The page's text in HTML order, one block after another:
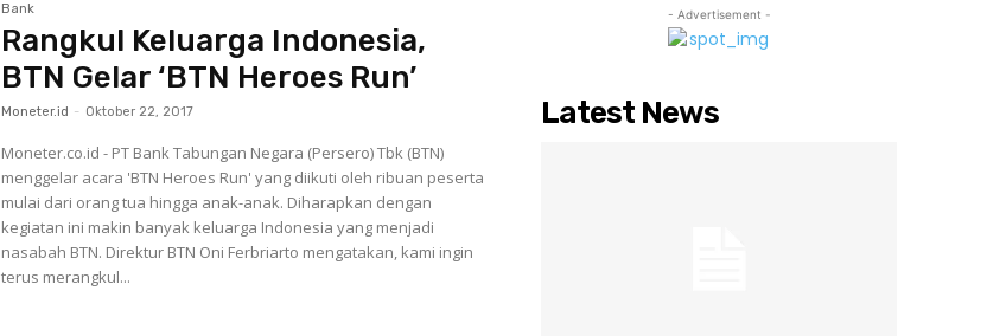
Bank
Rangkul Keluarga Indonesia,
BTN Gelar ‘BTN Heroes Run’
Moneter.id - Oktober 22, 2017
Moneter.co.id - PT Bank Tabungan Negara (Persero) Tbk (BTN)
menggelar acara 'BTN Heroes Run' yang diikuti oleh ribuan peserta
mulai dari orang tua hingga anak-anak. Diharapkan dengan
kegiatan ini makin banyak keluarga Indonesia yang menjadi
nasabah BTN. Direktur BTN Oni Ferbriarto mengatakan, kami ingin
terus merangkul...
- Advertisement -
Latest News